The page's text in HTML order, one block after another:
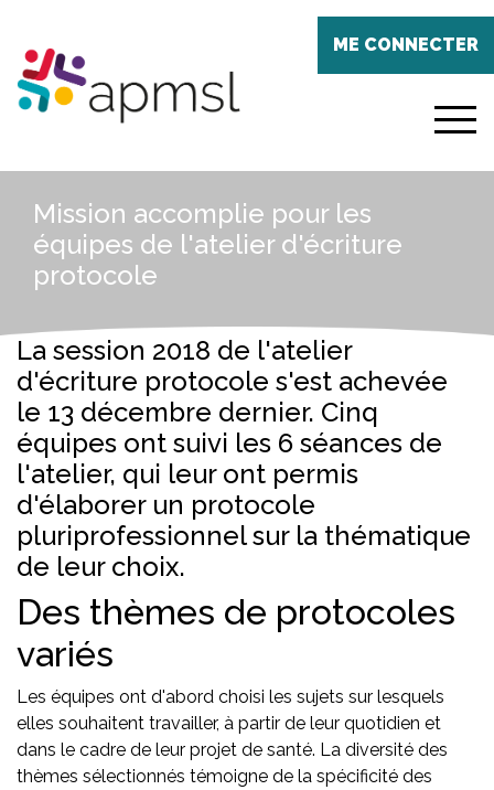
contenu
principal
ME CONNECTER
menu
Mission accomplie pour les
équipes de l'atelier d'écriture
protocole
La session 2018 de l'atelier
d'écriture protocole s'est achevée
le 13 décembre dernier. Cinq
équipes ont suivi les 6 séances de
l'atelier, qui leur ont permis
d'élaborer un protocole
pluriprofessionnel sur la thématique
de leur choix.
Des thèmes de protocoles
variés
Les équipes ont d'abord choisi les sujets sur lesquels
elles souhaitent travailler, à partir de leur quotidien et
dans le cadre de leur projet de santé. La diversité des
thèmes sélectionnés témoigne de la spécificité des